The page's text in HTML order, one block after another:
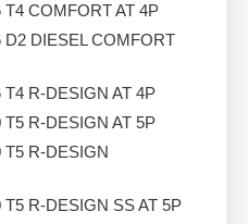
T4 COMFORT AT 4P
D2 DIESEL COMFORT
T4 R-DESIGN AT 4P
T5 R-DESIGN AT 5P
T5 R-DESIGN
T5 R-DESIGN SS AT 5P